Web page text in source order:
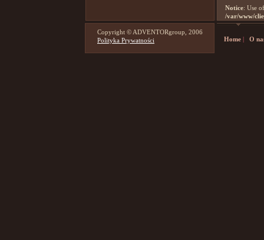
Notice: Use
/var/www/
Copyright © ADVENTORgroup, 2006
Polityka Prywatności
Home | O